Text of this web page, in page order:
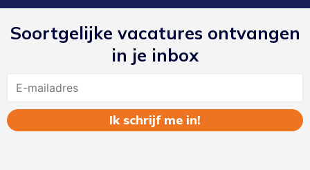
Soortgelijke vacatures ontvangen
in je inbox